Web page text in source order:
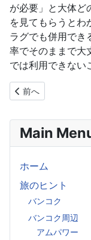
Main
ホーム
旅のヒント
バンコク
バンコク周辺
アムパワー
が必要」と大体ど
を見てもらうとわ
ラグでも併用でき
率でそのままで大
では利用できな
前の記事へ: タイ情
前へ